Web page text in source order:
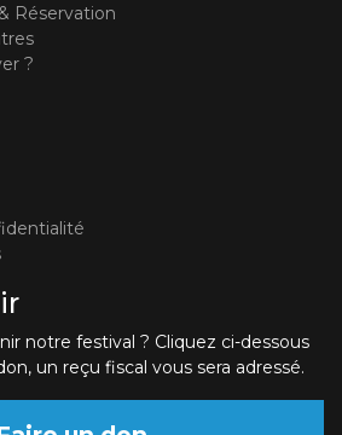
Réservation
?
notre festival ? Cliquez ci-dessous
un reçu fiscal vous sera adressé.